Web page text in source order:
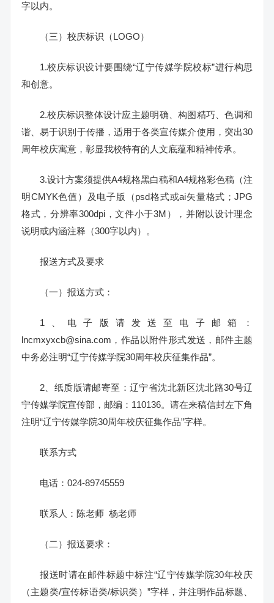
字以内。
（三）校庆标识（LOGO）
1.校庆标识设计要围绕“辽宁传媒学院校标”进行构思
和创意。
2.校庆标识整体设计应主题明确、构图精巧、色调和
谐、易于识别于传播，适用于各类宣传媒介使用，突出30
周年校庆寓意，彰显我校特有的人文底蕴和精神传承。
3.设计方案须提供A4规格黑白稿和A4规格彩色稿（注
明CMYK色值）及电子版（psd格式或ai矢量格式；JPG
格式，分辨率300dpi，文件小于3M），并附以设计理念
说明或内涵注释（300字以内）。
报送方式及要求
（一）报送方式：
1、电子版请发送至电子邮箱：
lncmxyxcb@sina.com，作品以附件形式发送，邮件主题
中务必注明“辽宁传媒学院30周年校庆征集作品”。
2、纸质版请邮寄至：辽宁省沈北新区沈北路30号辽
宁传媒学院宣传部，邮编：110136。请在来稿信封左下角
注明“辽宁传媒学院30周年校庆征集作品”字样。
联系方式
电话：024-89745559
联系人：陈老师 杨老师
（二）报送要求：
报送时请在邮件标题中标注“辽宁传媒学院30年校庆
（主题类/宣传标语类/标识类）”字样，并注明作品标题、